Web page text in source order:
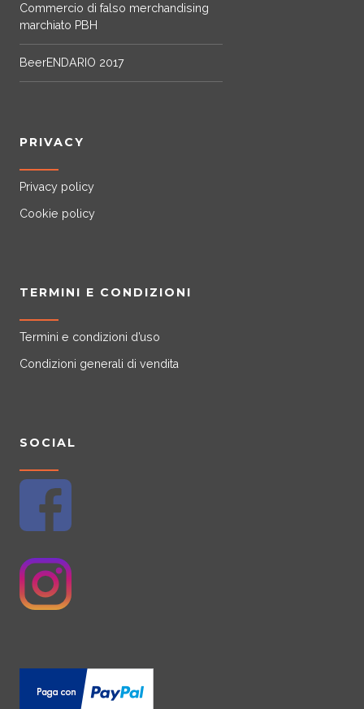
Commercio di falso merchandising
marchiato PBH
BeerENDARIO 2017
PRIVACY
Privacy policy
Cookie policy
TERMINI E CONDIZIONI
Termini e condizioni d’uso
Condizioni generali di vendita
SOCIAL